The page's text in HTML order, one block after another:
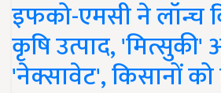
इफको-एमसी ने लॉन्च
कृषि उत्पाद, 'मित्सुकी'
'नेक्सावेट', किसानों को